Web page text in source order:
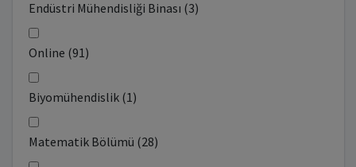
Endüstri Mühendisliği Binası (3)
Online (91)
Biyomühendislik (1)
Matematik Bölümü (28)